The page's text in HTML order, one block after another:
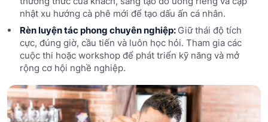
nhật xu hướng cà phê mới để tạo dấu ấn cá nhân.
Rèn luyện tác phong chuyên nghiệp: Giữ thái độ tích
cực, đúng giờ, cầu tiến và luôn học hỏi. Tham gia các
cuộc thi hoặc workshop để phát triển kỹ năng và mở
rộng cơ hội nghề nghiệp.